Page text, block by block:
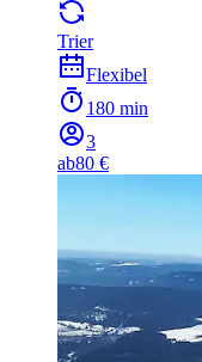
Trier
Flexibel
180 min
3
ab80 €